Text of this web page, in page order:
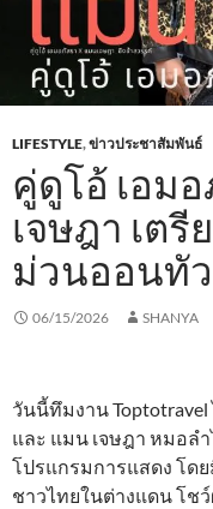
LIFESTYLE,ข่าวประชาสัมพันธ์
คู่ดูโอ้ เอม
เจษฎา เต
ม่วนออนทั
06/15/2026 SHANYA
วันนี้ทึมงาน Toptotravel
และ แมน เจษฎา หมอล
โปรแกรมการแสดง โด
ชาวไทยในต่างแดน โช